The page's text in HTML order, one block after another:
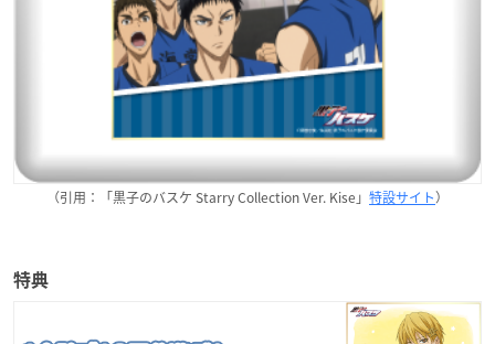
（引用：「黒子のバスケ Starry Collection Ver. Kise」 特設サイト）
特典